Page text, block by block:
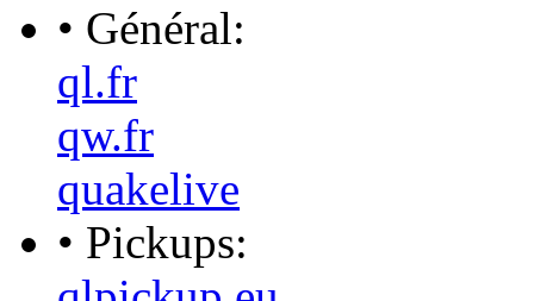
• Général:
ql.fr
qw.fr
quakelive
• Pickups: